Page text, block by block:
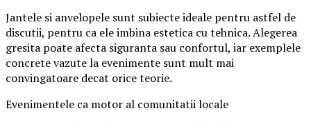
Jantele si anvelopele sunt subiecte ideale pentru astfel de
discutii, pentru ca ele imbina estetica cu tehnica. Alegerea
gresita poate afecta siguranta sau confortul, iar exemplele
concrete vazute la evenimente sunt mult mai
convingatoare decat orice teorie.
Evenimentele ca motor al comunitatii locale